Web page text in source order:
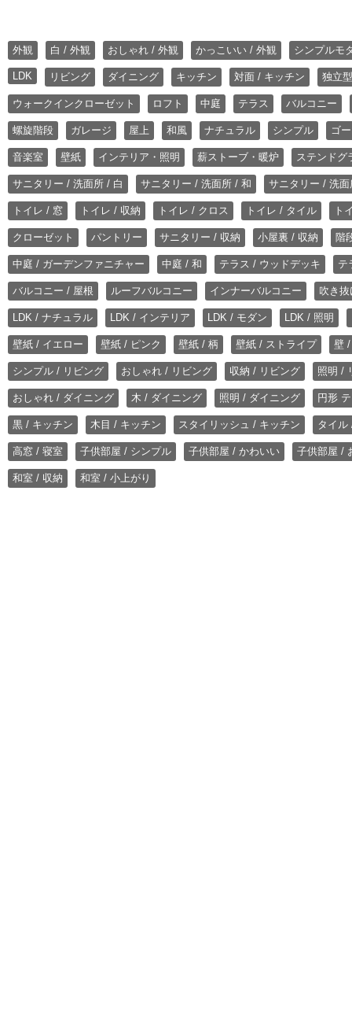
外観 白 / 外観 おしゃれ / 外観 かっこいい / 外観 シンプルモ
LDK リビング ダイニング キッチン 対面 / キッチン 独立
ウォークインクローゼット ロフト 中庭 テラス バルコニー
螺旋階段 ガレージ 屋上 和風 ナチュラル シンプル ゴ
音楽室 壁紙 インテリア・照明 薪ストーブ・暖炉 ステンドグ
サニタリー / 洗面所 / 白 サニタリー / 洗面所 / 和 サニタリー / 洗
トイレ / 窓 トイレ / 収納 トイレ / クロス トイレ / タイル ト
クローゼット パントリー サニタリー / 収納 小屋裏 / 収納 階
中庭 / ガーデンファニチャー 中庭 / 和 テラス / ウッドデッキ テ
バルコニー / 屋根 ルーフバルコニー インナーバルコニー 吹き
LDK / ナチュラル LDK / インテリア LDK / モダン LDK / 照明
壁紙 / イエロー 壁紙 / ピンク 壁紙 / 柄 壁紙 / ストライプ 壁
シンプル / リビング おしゃれ / リビング 収納 / リビング 照明 /
おしゃれ / ダイニング 木 / ダイニング 照明 / ダイニング 円形
黒 / キッチン 木目 / キッチン スタイリッシュ / キッチン タイル
高窓 / 寝室 子供部屋 / シンプル 子供部屋 / かわいい 子供部屋 /
和室 / 収納 和室 / 小上がり